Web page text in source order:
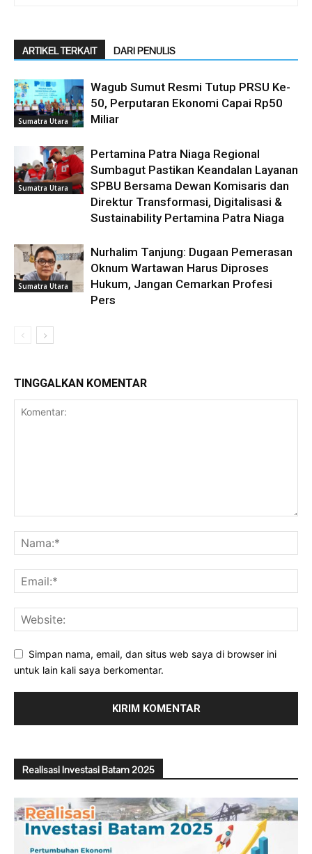
ARTIKEL TERKAIT DARI PENULIS
Sumatra Utara
Wagub Sumut Resmi Tutup PRSU Ke-
50, Perputaran Ekonomi Capai Rp50
Miliar
Sumatra Utara
Pertamina Patra Niaga Regional
Sumbagut Pastikan Keandalan Layanan
SPBU Bersama Dewan Komisaris dan
Direktur Transformasi, Digitalisasi &
Sustainability Pertamina Patra Niaga
Sumatra Utara
Nurhalim Tanjung: Dugaan Pemerasan
Oknum Wartawan Harus Diproses
Hukum, Jangan Cemarkan Profesi
Pers
TINGGALKAN KOMENTAR
Simpan nama, email, dan situs web saya di browser ini
untuk lain kali saya berkomentar.
Realisasi Investasi Batam 2025